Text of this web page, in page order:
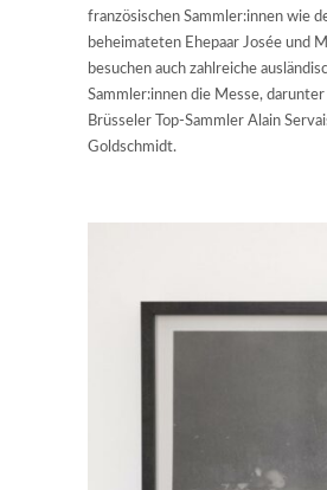
französischen Sammler:innen wie
beheimateten Ehepaar Josée und
besuchen auch zahlreiche
Sammler:innen die Messe,
Brüsseler Top-Sammler Alain
Goldschmidt.